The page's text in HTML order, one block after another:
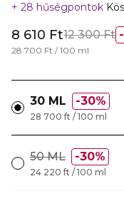
28 hűségpontok
8 610 Ft12 300 Ft
28 700 Ft / 100 ml
30 ML 30%
28 700 ft / 100 ml
50 ML 30%
24 220 ft / 100 ml